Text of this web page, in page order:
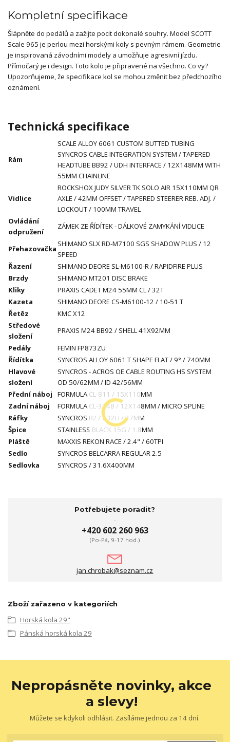
Kompletní specifikace
Šlápněte do pedálů a zažijte pocit dokonalé souhry. Model SCOTT
Scale 965 je perlou mezi horskými koly s pevným rámem. Geometrie
je inspirovaná závodními modely a umožňuje agresivní jízdu.
Přímočarý je i design. Toto kolo je připravené na všechno. Co vy?
Upozorňujeme, že specifikace kol se mohou změnit bez předchozího
oznámení.
Technická specifikace
Rám
SCALE ALLOY 6061 CUSTOM BUTTED TUBING
SYNCROS CABLE INTEGRATION SYSTEM / TAPERED
HEADTUBE BB92 / UDH INTERFACE / 12X148MM WITH
55MM CHAINLINE
Vidlice
ROCKSHOX JUDY SILVER TK SOLO AIR 15X110MM QR
AXLE / 42MM OFFSET / TAPERED STEERER REB. ADJ. /
LOCKOUT / 100MM TRAVEL
Ovládání
odpružení
ZÁMEK ZE ŘÍDÍTEK - DÁLKOVÉ ZAMYKÁNÍ VIDLICE
Přehazovačka
SHIMANO SLX RD-M7100 SGS SHADOW PLUS / 12
SPEED
Řazení
SHIMANO DEORE SL-M6100-R / RAPIDFIRE PLUS
Brzdy
SHIMANO MT201 DISC BRAKE
Kliky
PRAXIS CADET M24 55MM CL / 32T
Kazeta
SHIMANO DEORE CS-M6100-12 / 10-51 T
Řetěz
KMC X12
Středové
složení
PRAXIS M24 BB92 / SHELL 41X92MM
Pedály
FEMIN FP873ZU
Řídítka
SYNCROS ALLOY 6061 T SHAPE FLAT / 9° / 740MM
Hlavové
složení
SYNCROS - ACROS OE CABLE ROUTING HS SYSTEM
OD 50/62MM / ID 42/56MM
Přední náboj
FORMULA CL-811 / 15X110MM
Zadní náboj
FORMULA CL-3248 / 12X148MM / MICRO SPLINE
Ráfky
SYNCROS R27 / 32H / 27MM
Špice
STAINLESS BLACK 15G / 1.8MM
Pláště
MAXXIS REKON RACE / 2.4" / 60TPI
Sedlo
SYNCROS BELCARRA REGULAR 2.5
Sedlovka
SYNCROS / 31.6X400MM
Potřebujete poradit?
+420 602 260 963
(Po-Pá, 9-17 hod.)
jan.chrobak@seznam.cz
Zboží zařazeno v kategoriích
Horská kola 29"
Pánská horská kola 29
Nepropásněte novinky, akce
a slevy!
Můžete se kdykoli odhlásit. Zasíláme jednou za 14 dní.